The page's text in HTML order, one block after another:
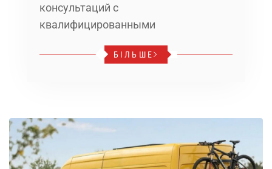
консультаций с
квалифицированными
БІЛЬШЕ